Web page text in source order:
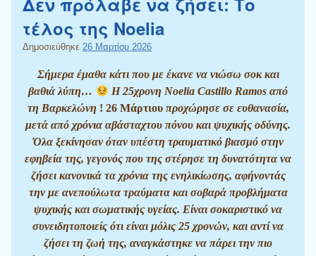
τέλος της Noelia
Δημοσιεύθηκε 26 Μαρτίου 2026
Σήμερα έμαθα κάτι που με έκανε να νιώσω σοκ και
βαθιά λύπη…
Η 25χρονη Noelia Castillo Ramos από
τη Βαρκελώνη ! 26 Μάρτιου προχώρησε σε ευθανασία,
μετά από χρόνια αβάσταχτου πόνου και ψυχικής οδύνης.
Όλα ξεκίνησαν όταν υπέστη τραυματικό βιασμό στην
εφηβεία της, γεγονός που της στέρησε τη δυνατότητα να
ζήσει κανονικά τα χρόνια της ενηλικίωσης, αφήνοντάς
την με ανεπούλωτα τραύματα και σοβαρά προβλήματα
ψυχικής και σωματικής υγείας. Είναι σοκαριστικό να
συνειδητοποιείς ότι είναι μόλις 25 χρονών, και αντί να
ζήσει τη ζωή της, αναγκάστηκε να πάρει την πιο